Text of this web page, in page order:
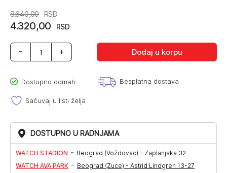
8.640,00 RSD
Originalna
cena
je
bila:
4.320,00 RSD
Trenutna
cena
je:
4.320,00RSD.
Berns
R33649
Dodaj u korpu
Dostupno odmah Besplatna dostava
Sačuvaj u listi želja
DOSTUPNO U RADNJAMA
WATCH STADION - Beograd (Voždovac) - Zaplanjska 32
WATCH AVA PARK - Beograd (Zuce) - Astrid Lindgren 13-27